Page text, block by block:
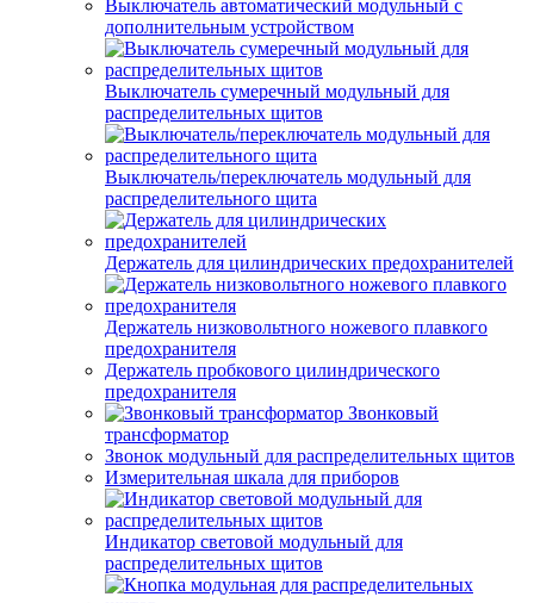
Выключатель автоматический модульный с
дополнительным устройством
Выключатель сумеречный модульный для
распределительных щитов
Выключатель/переключатель модульный для
распределительного щита
Держатель для цилиндрических предохранителей
Держатель низковольтного ножевого плавкого
предохранителя
Держатель пробкового цилиндрического
предохранителя
Звонковый
трансформатор
Звонок модульный для распределительных щитов
Измерительная шкала для приборов
Индикатор световой модульный для
распределительных щитов